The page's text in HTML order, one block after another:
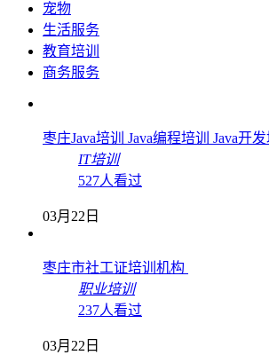
宠物
生活服务
教育培训
商务服务
枣庄Java培训 Java编程培训 Java开
IT培训
527人看过
03月22日
枣庄市社工证培训机构
职业培训
237人看过
03月22日